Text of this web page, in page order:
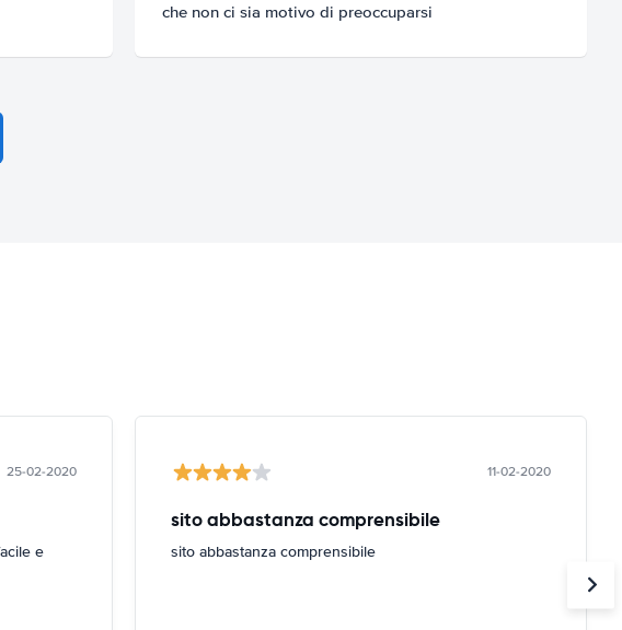
che non ci sia motivo di preoccuparsi
25-02-2020
e
11-02-2020
sito abbastanza comprensibile
sito abbastanza comprensibile